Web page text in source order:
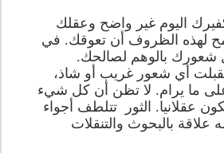
اليوم غير واضح وعقلك
لهذه الظروف أن تعوقك. في
شعورك بالوهم لصالحك.
أي شعور غريب أو شاذ،
ما يرام. لا تظن أن كل شيء
عقلانيا. الثور تتلطف أجواء
علاقة بالبحوث والتنقلات